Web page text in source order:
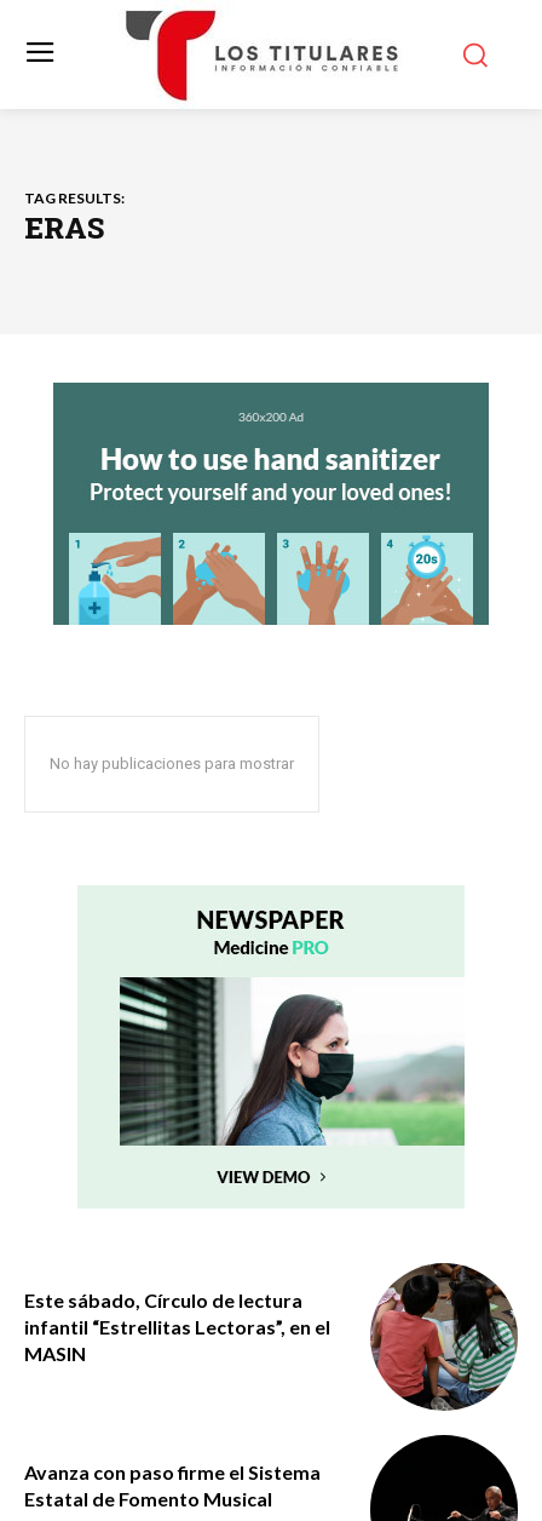
TAG RESULTS:
ERAS
No hay publicaciones para mostrar
Este sábado, Círculo de lectura
infantil “Estrellitas Lectoras”, en el
MASIN
Avanza con paso firme el Sistema
Estatal de Fomento Musical